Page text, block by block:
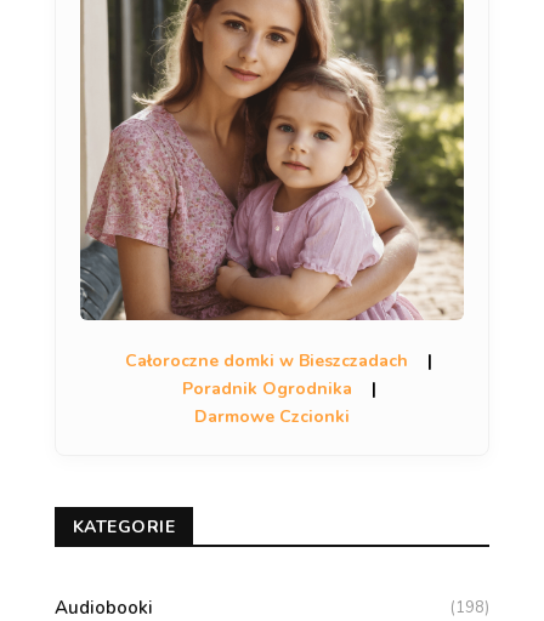
Całoroczne domki w Bieszczadach
|
Poradnik Ogrodnika
|
Darmowe Czcionki
KATEGORIE
Audiobooki (198)